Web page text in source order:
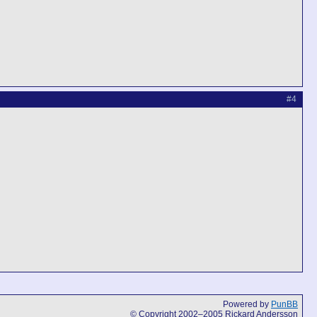
#4
Powered by PunBB
© Copyright 2002–2005 Rickard Andersson